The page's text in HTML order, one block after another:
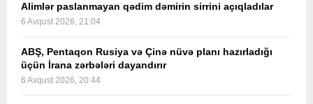
Alimlər paslanmayan qədim dəmirin sirrini açıqladılar
6 Avqust 2026, 21:04
ABŞ, Pentaqon Rusiya və Çinə nüvə planı hazırladığı
üçün İrana zərbələri dayandırır
6 Avqust 2026, 20:44